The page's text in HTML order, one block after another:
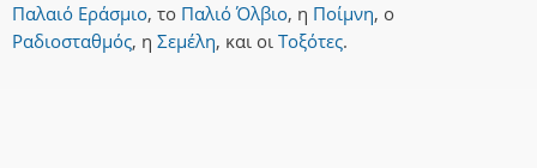
Παλαιό Εράσμιο, το Παλιό Όλβιο, η Ποίμνη, ο
Ραδιοσταθμός, η Σεμέλη, και οι Τοξότες.